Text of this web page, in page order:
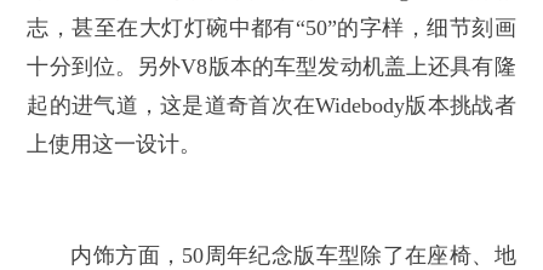
志，甚至在大灯灯碗中都有“50”的字样，细节刻画
十分到位。另外V8版本的车型发动机盖上还具有隆
起的进气道，这是道奇首次在Widebody版本挑战者
上使用这一设计。
内饰方面，50周年纪念版车型除了在座椅、地